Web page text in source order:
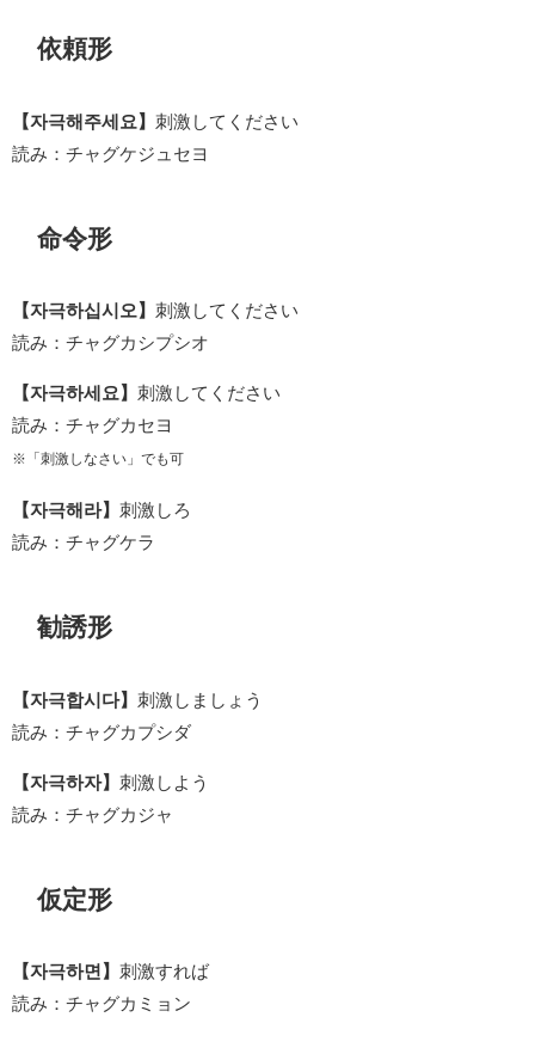
依頼形
【자극해주세요】 刺激してください
読み：チャグケジュセヨ
命令形
【자극하십시오】 刺激してください
読み：チャグカシプシオ
【자극하세요】 刺激してください
読み：チャグカセヨ
※「刺激しなさい」でも可
【자극해라】 刺激しろ
読み：チャグケラ
勧誘形
【자극합시다】 刺激しましょう
読み：チャグカプシダ
【자극하자】 刺激しよう
読み：チャグカジャ
仮定形
【자극하면】 刺激すれば
読み：チャグカミョン